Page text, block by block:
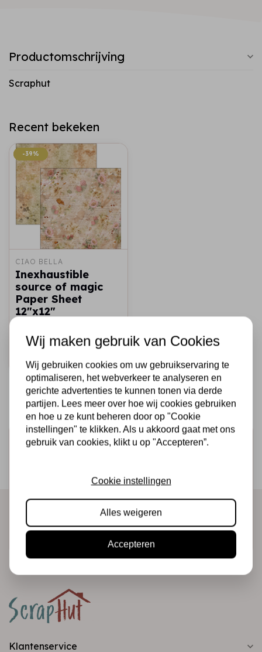
Productomschrijving
Scraphut
Recent bekeken
-39%
-39%
CIAO BELLA
Inexhaustible
source of magic
Paper Sheet
12"x12"
Schrijf je in voor de nieuwsbrief
direct in je mailbox!
Abonneer
Klantenservice
Wij maken gebruik van Cookies
Wij gebruiken cookies om uw gebruikservaring te
optimaliseren, het webverkeer te analyseren en
gerichte advertenties te kunnen tonen via derde
partijen. Lees meer over hoe wij cookies gebruiken
en hoe u ze kunt beheren door op "Cookie
instellingen" te klikken. Als u akkoord gaat met ons
gebruik van cookies, klikt u op "Accepteren”.
Cookie instellingen
Alles weigeren
Accepteren